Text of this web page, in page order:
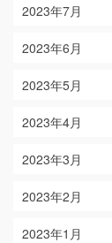
2023年7月
2023年6月
2023年5月
2023年4月
2023年3月
2023年2月
2023年1月